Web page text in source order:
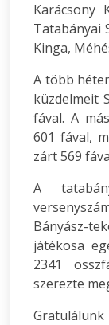
Karácsony
Tatabányai
Kinga,
A több
küzdelmeit
fával. A
601 fával,
zárt 569
A
Bányász-
játékosa
2341
szerezte